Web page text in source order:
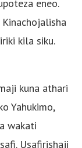
eneo.
Kinachojalisha
kila siku.
kuna athari
Yahukimo,
wakati
Usafirishaji